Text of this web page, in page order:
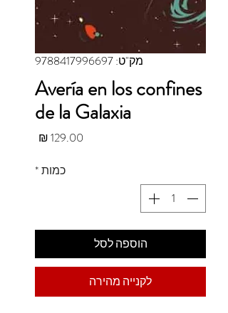
מק"ט: 9788417996697
Avería en los confines
de la Galaxia
כמות*
הוספה לסל
לקנייה מהירה